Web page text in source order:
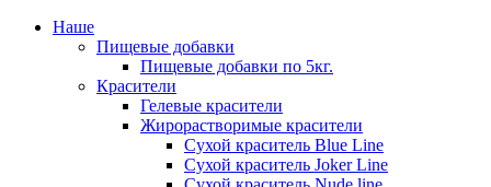
Наше
Пищевые добавки
Пищевые добавки по 5кг.
Красители
Гелевые красители
Жирорастворимые красители
Сухой краситель Blue Line
Сухой краситель Joker Line